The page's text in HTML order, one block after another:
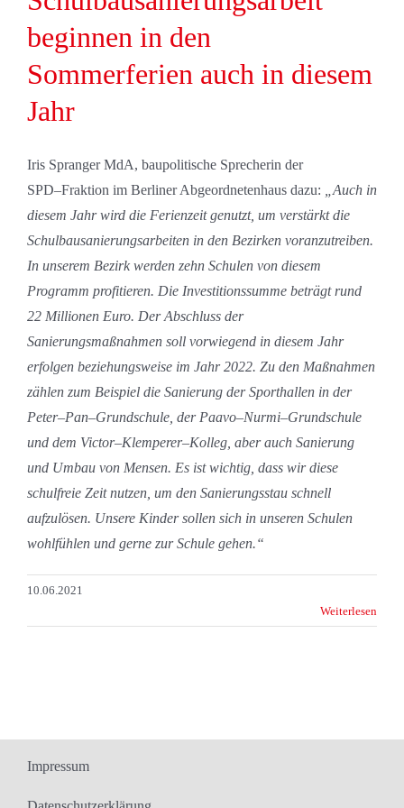
beginnen in den
Sommerferien auch in diesem
Jahr
Iris Spranger MdA, baupolitische Sprecherin der
SPD–Fraktion im Berliner Abgeordnetenhaus dazu:
„Auch in
diesem Jahr wird die Ferienzeit genutzt, um verstärktdie
Schulbausanierungsarbeiten in den Bezirken voranzutreiben.
In unserem Bezirk werden zehn Schulen von diesem
Programm profitieren. Die Investitionssumme beträgt rund
22 Millionen Euro. Der Abschluss der
Sanierungsmaßnahmen soll vorwiegend in diesem Jahr
erfolgen beziehungsweise im Jahr 2022. Zu den Maßnahmen
zählen zum Beispiel die Sanierung der Sporthallen in der
Peter–Pan–Grundschule, der Paavo–Nurmi–Grundschule
und dem Victor–Klemperer–Kolleg , aber auch Sanierung
und Umbau von Mensen. Es ist wichtig, dass wir diese
schulfreie Zeit nutzen um den Sanierungsstau schnell
aufzulösen. Unsere Kinder sollen sich in unseren Schulen
wohlfühlen und gerne zur Schule gehen.“
10.06.2021
Weiterlesen
Impressum